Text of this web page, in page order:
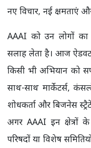
नए विचार, नई क्षमताएं
AAAI को उन लोगों का
सलाह लेता है। आज
किसी भी अभियान को
साथ-साथ मार्केटर्स,
शोधकर्ता और बिजनेस
अगर AAAI इन क्षेत्रों
परिषदों या विशेष